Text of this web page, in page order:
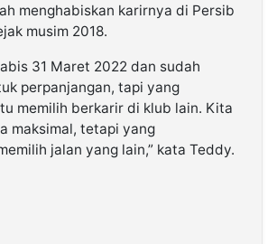
menghabiskan karirnya di Persib
musim 2018.
31 Maret 2022 dan sudah
perpanjangan, tapi yang
memilih berkarir di klub lain. Kita
maksimal, tetapi yang
jalan yang lain,” kata Teddy.